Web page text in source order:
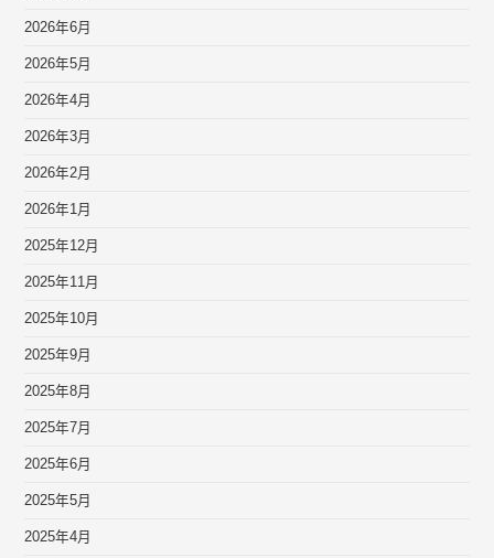
2026年6月
2026年5月
2026年4月
2026年3月
2026年2月
2026年1月
2025年12月
2025年11月
2025年10月
2025年9月
2025年8月
2025年7月
2025年6月
2025年5月
2025年4月